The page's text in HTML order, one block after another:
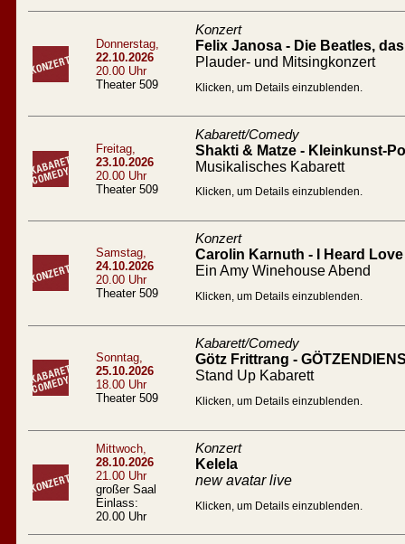
Donnerstag,
22.10.2026
20.00 Uhr
Theater 509
Konzert
Felix Janosa - Die Beatles,
Plauder- und Mitsingkonzert
Klicken, um Details einzublenden.
Freitag,
23.10.2026
20.00 Uhr
Theater 509
Kabarett/Comedy
Shakti & Matze - Kleinkunst-
Musikalisches Kabarett
Klicken, um Details einzublenden.
Samstag,
24.10.2026
20.00 Uhr
Theater 509
Konzert
Carolin Karnuth - I Heard
Ein Amy Winehouse Abend
Klicken, um Details einzublenden.
Sonntag,
25.10.2026
18.00 Uhr
Theater 509
Kabarett/Comedy
Götz Frittrang -
Stand Up Kabarett
Klicken, um Details einzublenden.
Mittwoch,
28.10.2026
21.00 Uhr
großer Saal
Einlass:
20.00 Uhr
Konzert
Kelela
new avatar live
Klicken, um Details einzublenden.